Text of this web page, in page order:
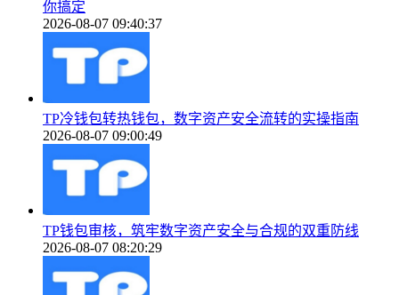
你搞定
2026-08-07 09:40:37
TP冷钱包转热钱包，数字资产安全流转的实操指南
2026-08-07 09:00:49
TP钱包审核，筑牢数字资产安全与合规的双重防线
2026-08-07 08:20:29